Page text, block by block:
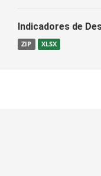
Indicadores de
ZIP XLSX